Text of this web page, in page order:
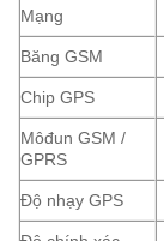
Mạng
Băng GSM
Chip GPS
Môđun GSM /
GPRS
Độ nhạy GPS